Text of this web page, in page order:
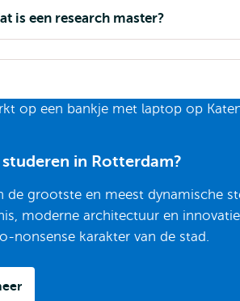
is een research master?
in Rotterdam?
de grootste en meest dynamische
moderne architectuur en
nonsense karakter van de stad.